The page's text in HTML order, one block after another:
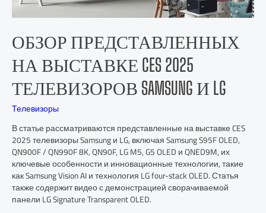
ОБЗОР ПРЕДСТАВЛЕННЫХ
НА ВЫСТАВКЕ CES 2025
ТЕЛЕВИЗОРОВ SAMSUNG И LG
Телевизоры
В статье рассматриваются представленные на выставке CES
2025 телевизоры Samsung и LG, включая Samsung S95F OLED,
QN900F / QN990F 8K, QN90F, LG M5, G5 OLED и QNED9M, их
ключевые особенности и инновационные технологии, такие
как Samsung Vision AI и технология LG four-stack OLED. Статья
также содержит видео с демонстрацией сворачиваемой
панели LG Signature Transparent OLED.